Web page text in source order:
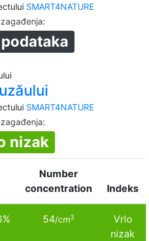
SMART4NATURE
:
SMART4NATURE
:
nizak
Number
concentration
Indeks
54/cm3
Vrlo
nizak